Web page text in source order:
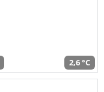
2,6 °C